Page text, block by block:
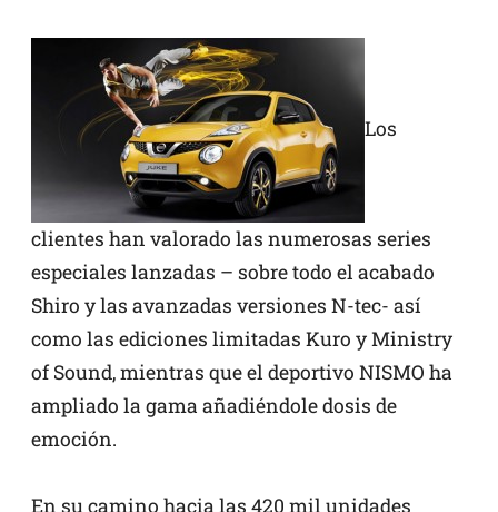
Los
clientes han valorado las numerosas series
especiales lanzadas – sobre todo el acabado
Shiro y las avanzadas versiones N-tec- así
como las ediciones limitadas Kuro y Ministry
of Sound, mientras que el deportivo NISMO ha
ampliado la gama añadiéndole dosis de
emoción.
En su camino hacia las 420 mil unidades